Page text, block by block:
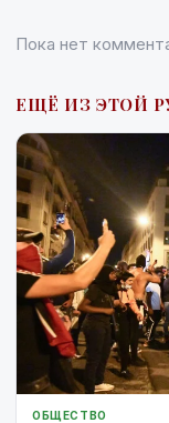
Пока нет
ЕЩЁ ИЗ ЭТОЙ
ОБЩЕСТВО